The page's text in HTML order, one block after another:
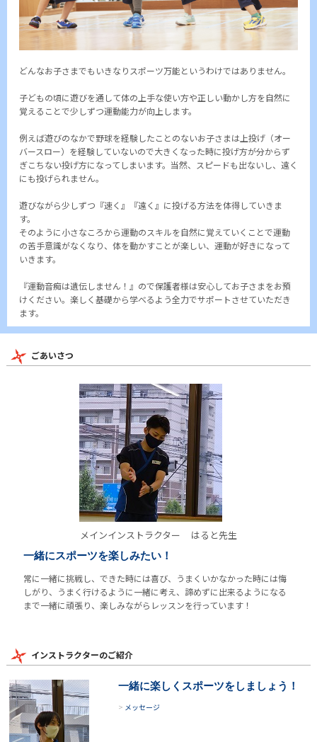
どんなお子さまでもいきなりスポーツ万能というわけではありません。
子どもの頃に遊びを通して体の上手な使い方や正しい動かし方を自然に
覚えることで少しずつ運動能力が向上します。
例えば遊びのなかで野球を経験したことのないお子さまは上投げ（オー
バースロー）を経験していないので大きくなった時に投げ方が分からず
ぎこちない投げ方になってしまいます。当然、スピードも出ないし、遠く
にも投げられません。
遊びながら少しずつ『速く』『遠く』に投げる方法を体得していきま
す。
そのように小さなころから運動のスキルを自然に覚えていくことで運動
の苦手意識がなくなり、体を動かすことが楽しい、運動が好きになって
いきます。
『運動音痴は遺伝しません！』ので保護者様は安心してお子さまをお預
けください。楽しく基礎から学べるよう全力でサポートさせていただき
ます。
ごあいさつ
メインインストラクター はると先生
一緒にスポーツを楽しみたい！
常に一緒に挑戦し、できた時には喜び、うまくいかなかった時には悔
しがり、うまく行けるように一緒に考え、諦めずに出来るようになる
まで一緒に頑張り、楽しみながらレッスンを行っています！
インストラクターのご紹介
一緒に楽しくスポーツをしましょう！
メッセージ